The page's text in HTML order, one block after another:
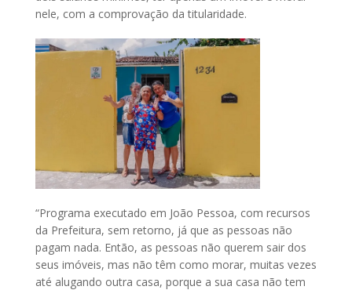
nele, com a comprovação da titularidade.
“Programa executado em João Pessoa, com recursos
da Prefeitura, sem retorno, já que as pessoas não
pagam nada. Então, as pessoas não querem sair dos
seus imóveis, mas não têm como morar, muitas vezes
até alugando outra casa, porque a sua casa não tem